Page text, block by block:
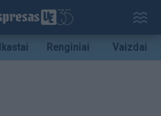
Renginiai Vaizdai